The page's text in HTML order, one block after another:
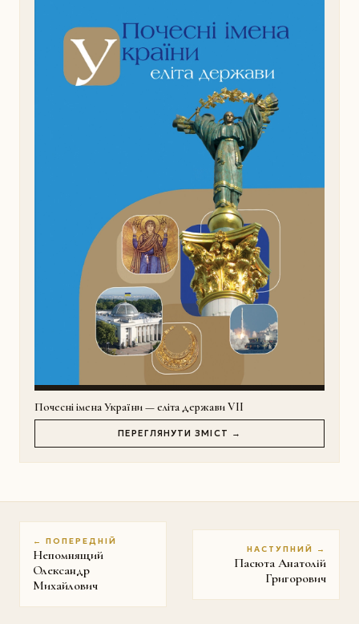
Почесні імена України — еліта держави VII
ПЕРЕГЛЯНУТИ ЗМІСТ →
← ПОПЕРЕДНІЙ
Непомнящий
Олександр
Михайлович
НАСТУПНИЙ →
Пасюта Анатолій
Григорович